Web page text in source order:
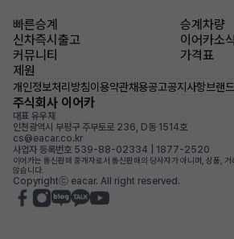
빠른승계
승계차량
신차즉시출고
이어카소식
커뮤니티
가격표
제원
개인정보처리방침이용약관채용공고공지사항브랜드
주식회사 이어카
대표 유우재
인천광역시 부평구 주부토로 236, D동 1514호
cs@eacar.co.kr
사업자 등록번호 539-88-02334 | 1877-2520
이어카는 통신판매 중개자로서 통신판매의 당사자가 아니며, 상품,
않습니다.
Copyrightⓒ eacar. All right reserved.